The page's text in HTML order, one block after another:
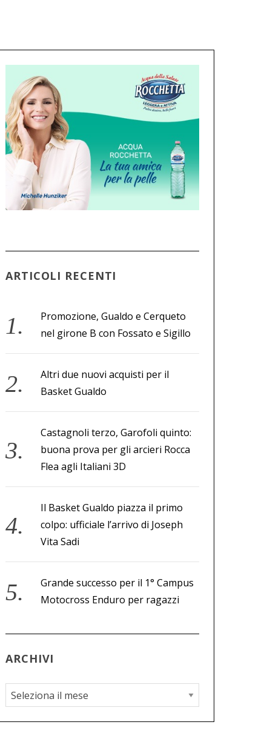
ARTICOLI RECENTI
Promozione, Gualdo e Cerqueto
nel girone B con Fossato e Sigillo
Altri due nuovi acquisti per il
Basket Gualdo
Castagnoli terzo, Garofoli quinto:
buona prova per gli arcieri Rocca
Flea agli Italiani 3D
Il Basket Gualdo piazza il primo
colpo: ufficiale l’arrivo di Joseph
Vita Sadi
Grande successo per il 1° Campus
Motocross Enduro per ragazzi
ARCHIVI
A
r
c